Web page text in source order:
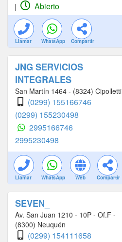
| Abierto
Llamar WhatsApp Compartir
JNG SERVICIOS
INTEGRALES
San Martín 1464 - (8324) Cipolletti
(0299) 155166746
(0299) 155230498
2995166746
2995230498
Llamar WhatsApp Web Compartir
SEVEN_
Av. San Juan 1210 - 10P - Of.F -
(8300) Neuquén
(0299) 154111658